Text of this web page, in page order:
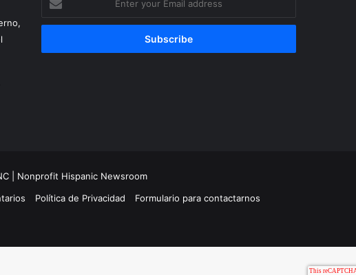
your
Email
| Nonprofit Hispanic Newsroom
Política de Privacidad Formulario para contactarnos